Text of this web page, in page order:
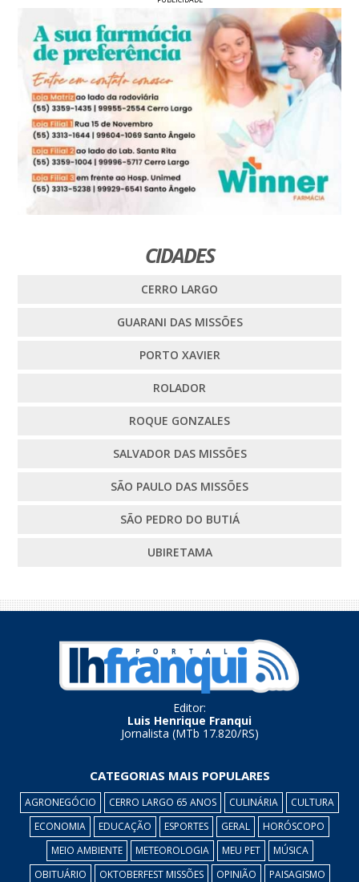
CIDADES
CERRO LARGO
GUARANI DAS MISSÕES
PORTO XAVIER
ROLADOR
ROQUE GONZALES
SALVADOR DAS MISSÕES
SÃO PAULO DAS MISSÕES
SÃO PEDRO DO BUTIÁ
UBIRETAMA
Editor:
Luis Henrique Franqui
Jornalista (MTb 17.820/RS)
CATEGORIAS MAIS POPULARES
AGRONEGÓCIO CERRO LARGO 65 ANOS CULINÁRIA
CULTURA
ECONOMIA
EDUCAÇÃO ESPORTES GERAL
HORÓSCOPO
MEIO AMBIENTE
METEOROLOGIA MEU PET
MÚSICA
OBITUÁRIO
OKTOBERFEST MISSÕES OPINIÃO PAISAGISMO